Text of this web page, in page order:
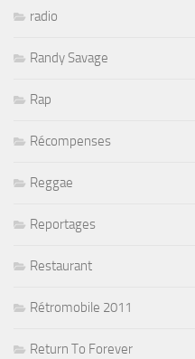
radio
Randy Savage
Rap
Récompenses
Reggae
Reportages
Restaurant
Rétromobile 2011
Return To Forever